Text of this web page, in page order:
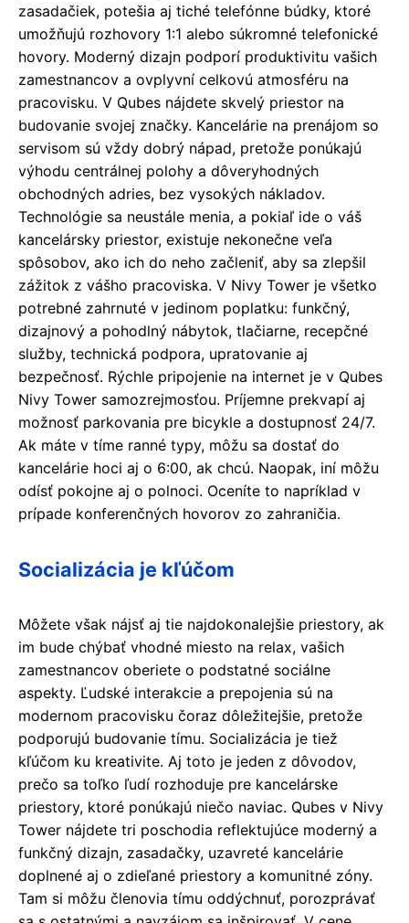
zasadačiek, potešia aj tiché telefónne búdky, ktoré
umožňujú rozhovory 1:1 alebo súkromné ​telefonické
hovory. Moderný dizajn podporí produktivitu vašich
zamestnancov a ovplyvní celkovú atmosféru na
pracovisku. V Qubes nájdete skvelý priestor na
budovanie svojej značky. Kancelárie na prenájom so
servisom sú vždy dobrý nápad, pretože ponúkajú
výhodu centrálnej polohy a dôveryhodných
obchodných adries, bez vysokých nákladov.
Technológie sa neustále menia, a pokiaľ ide o váš
kancelársky priestor, existuje nekonečne veľa
spôsobov, ako ich do neho začleniť, aby sa zlepšil
zážitok z vášho pracoviska. V Nivy Tower je všetko
potrebné zahrnuté v jedinom poplatku: funkčný,
dizajnový a pohodlný nábytok, tlačiarne, recepčné
služby, technická podpora, upratovanie aj
bezpečnosť. Rýchle pripojenie na internet je v Qubes
Nivy Tower samozrejmosťou. Príjemne prekvapí aj
možnosť parkovania pre bicykle a dostupnosť 24/7.
Ak máte v tíme ranné typy, môžu sa dostať do
kancelárie hoci aj o 6:00, ak chcú. Naopak, iní môžu
odísť pokojne aj o polnoci. Oceníte to napríklad v
prípade konferenčných hovorov zo zahraničia.
Socializácia je kľúčom
Môžete však nájsť aj tie najdokonalejšie priestory, ak
im bude chýbať vhodné miesto na relax, vašich
zamestnancov oberiete o podstatné sociálne
aspekty. Ľudské interakcie a prepojenia sú na
modernom pracovisku čoraz dôležitejšie, pretože
podporujú budovanie tímu. Socializácia je tiež
kľúčom ku kreativite. Aj toto je jeden z dôvodov,
prečo sa toľko ľudí rozhoduje pre kancelárske
priestory, ktoré ponúkajú niečo naviac. Qubes v Nivy
Tower nájdete tri poschodia reflektujúce moderný a
funkčný dizajn, zasadačky, uzavreté kancelárie
doplnené aj o zdieľané priestory a komunitné zóny.
Tam si môžu členovia tímu oddýchnuť, porozprávať